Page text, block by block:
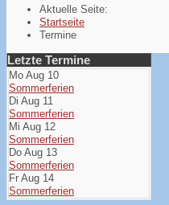
Aktuelle Seite:
Startseite
Termine
Letzte Termine
Mo Aug 10
Sommerferien
Di Aug 11
Sommerferien
Mi Aug 12
Sommerferien
Do Aug 13
Sommerferien
Fr Aug 14
Sommerferien